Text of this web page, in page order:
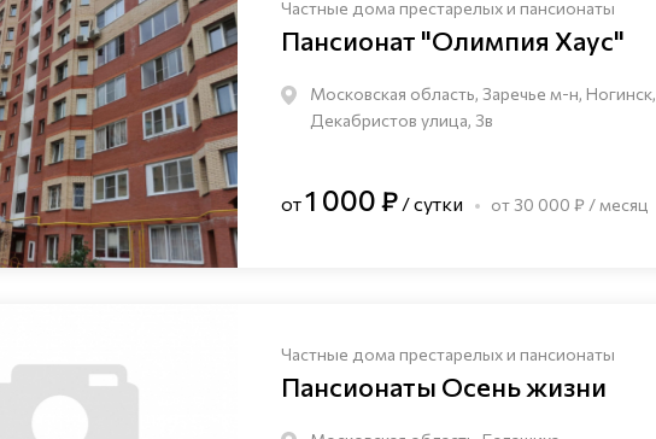
Частные дома престарелых и пансионаты
Пансионат "Олимпия Хаус"
Московская область, Заречье м-н, Ногинск, ​
Декабристов улица, 3в
от1 000 ₽ / сутки от 30 000 ₽ / месяц
Частные дома престарелых и пансионаты
Пансионаты Осень жизни